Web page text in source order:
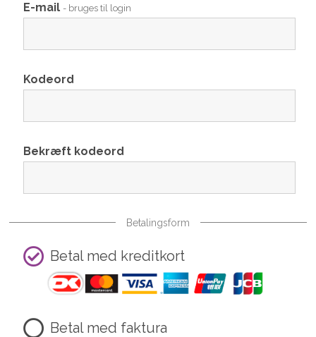
E-mail - bruges til login
Kodeord
Bekræft kodeord
Betalingsform
Betal med kreditkort
Betal med faktura